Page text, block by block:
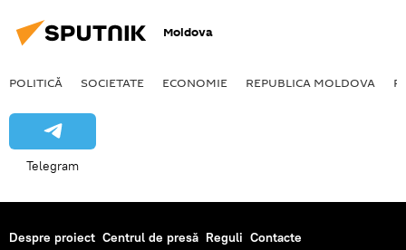
Moldova
POLITICĂ SOCIETATE ECONOMIE REPUBLICA MOLDOVA
Telegram
Despre proiect Centrul de presă Reguli Contacte